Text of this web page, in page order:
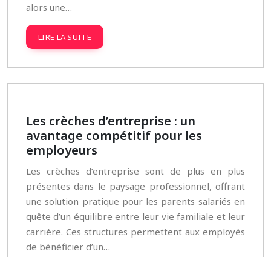
alors une…
LIRE LA SUITE
Les crèches d’entreprise : un
avantage compétitif pour les
employeurs
Les crèches d’entreprise sont de plus en plus
présentes dans le paysage professionnel, offrant
une solution pratique pour les parents salariés en
quête d’un équilibre entre leur vie familiale et leur
carrière. Ces structures permettent aux employés
de bénéficier d’un…